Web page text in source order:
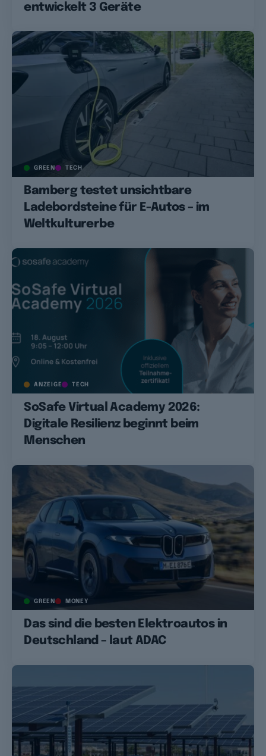
entwickelt 3 Geräte
GREEN TECH
Bamberg testet unsichtbare
Ladebordsteine für E-Autos – im
Weltkulturerbe
ANZEIGE TECH
SoSafe Virtual Academy 2026:
Digitale Resilienz beginnt beim
Menschen
GREEN MONEY
Das sind die besten Elektroautos in
Deutschland – laut ADAC